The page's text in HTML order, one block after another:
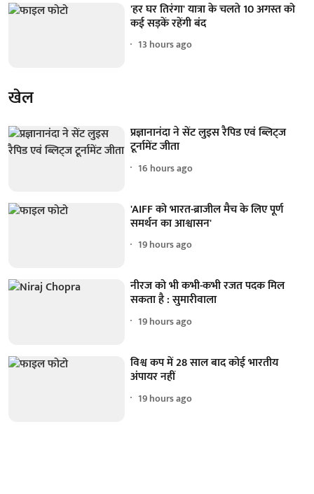
'हर घर तिरंगा' यात्रा के चलते 10 अगस्त को
कई सड़कें रहेंगी बंद
13 hours ago
खेल
प्रज्ञानानंदा ने सेंट लुइस रैपिड एवं ब्लिट्ज
टूर्नामेंट जीता
16 hours ago
'AIFF को भारत-ब्राजील मैच के लिए पूर्ण
समर्थन का आश्वासन'
19 hours ago
नीरज को भी कभी-कभी रजत पदक मिल
सकता है : सुमारीवाला
19 hours ago
विश्व कप में 28 साल बाद कोई भारतीय
अंपायर नहीं
19 hours ago